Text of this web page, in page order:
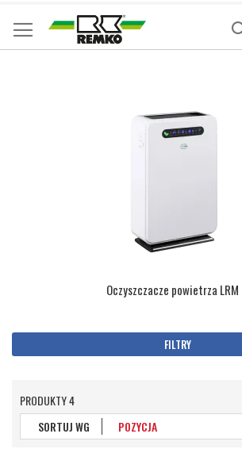
Przejdź
do
treści
Oczyszczacze powietrza LRM
PRODUKTY4
SORTUJ WG
FILTRY